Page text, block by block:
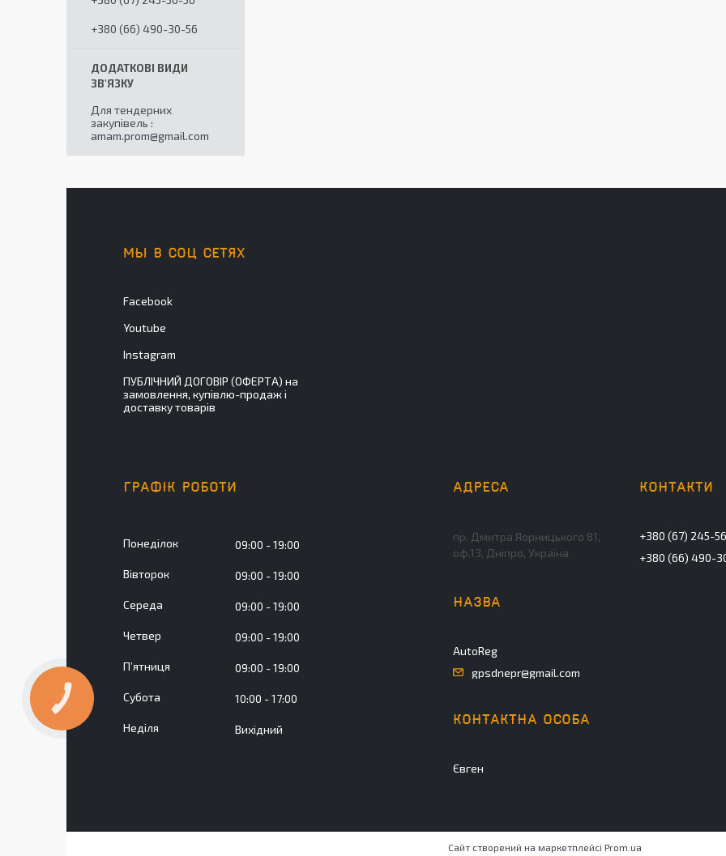
+380 (66) 490-30-56
Для тендерних
закупівель
amam.prom@gmail.com
МЫ В СОЦ СЕТЯХ
Facebook
Youtube
Instagram
ПУБЛІЧНИЙ ДОГОВІР (ОФЕРТА) на
замовлення, купівлю-продаж і
доставку товарів
ГРАФІК РОБОТИ
Понеділок 09:00 19:00
Вівторок 09:00 19:00
Середа 09:00 19:00
Четвер 09:00 19:00
Пʼятниця 09:00 19:00
Субота 10:00 17:00
Неділя Вихідний
пр. Дмитра Яорницького 81,
оф.13, Дніпро, Україна
AutoReg
gpsdnepr@gmail.com
Євген
+380 (67) 245-
+380 (66) 490-
Сайт створений на маркетплейсі Prom.ua
КНОПКА
ЗВ'ЯЗКУ